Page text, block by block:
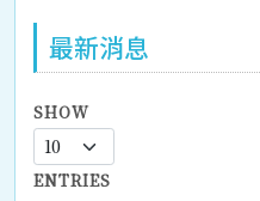
最新消息
SHOW
ENTRIES